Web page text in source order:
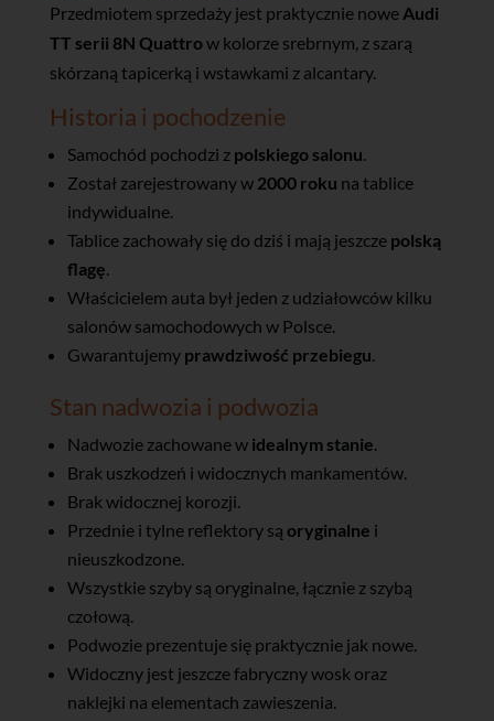
Przedmiotem sprzedaży jest praktycznie nowe Audi
TT serii 8N Quattrow kolorze srebrnym, z szarą
skórzaną tapicerką i wstawkami z alcantary.
Historia i pochodzenie
Samochód pochodzi z polskiego salonu
Został zarejestrowany w 2000 roku na tablice
indywidualne.
Tablice zachowały się do dziś i mają jeszcze polską
flagę
Właścicielem auta był jeden z udziałowców kilku
salonów samochodowych w Polsce.
Gwarantujemy prawdziwość przebiegu
Stan nadwozia i podwozia
Nadwozie zachowane w idealnym stanie
Brak uszkodzeń i widocznych mankamentów.
Brak widocznej korozji.
Przednie i tylne reflektory są oryginalne i
nieuszkodzone.
Wszystkie szyby są oryginalne, łącznie z szybą
czołową.
Podwozie prezentuje się praktycznie jak nowe.
Widoczny jest jeszcze fabryczny wosk oraz
naklejki na elementach zawieszenia.